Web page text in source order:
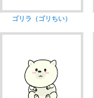
ゴリラ（ゴリちい）